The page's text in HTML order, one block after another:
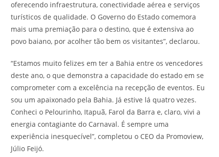
oferecendo infraestrutura, conectividade aérea e serviços
turísticos de qualidade. O Governo do Estado comemora
mais uma premiação para o destino, que é extensiva ao
povo baiano, por acolher tão bem os visitantes”, declarou.
“Estamos muito felizes em ter a Bahia entre os vencedores
deste ano, o que demonstra a capacidade do estado em se
comprometer com a excelência na recepção de eventos. Eu
sou um apaixonado pela Bahia. Já estive lá quatro vezes.
Conheci o Pelourinho, Itapuã, Farol da Barra e, claro, vivi a
energia contagiante do Carnaval. É sempre uma
experiência inesquecível”, completou o CEO da Promoview,
Júlio Feijó.